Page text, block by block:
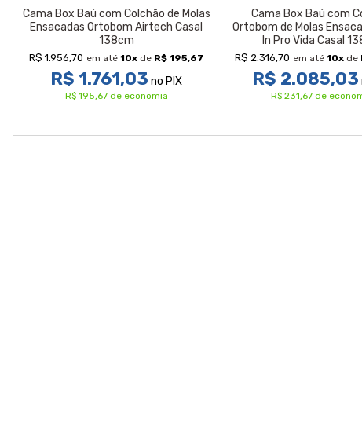
Cama Box Baú com Colchão de Molas
Ensacadas Ortobom Airtech Casal
138cm
R$ 1.956,70 em até 10x de R$ 195,67
R$ 1.761,03 no PIX
R$ 195,67 de economia
Cama Box Baú com
Ortobom de Molas
In Pro Vida Casal
R$ 2.316,70 em até 10x de
R$ 2.085,03
R$ 231,67 de